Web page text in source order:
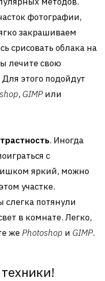
фотографии,
закрашиваем
срисовать облака на
лечите свою
этого подойдут
, GIMPили
. Иногда
с
яркий, можно
участке.
слегка потянули
в комнате. Легко,
жеPhotoshop и GIMP.